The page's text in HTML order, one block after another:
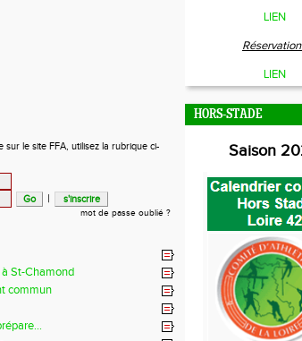
le site FFA, utilisez la rubrique ci-
|
mot de passe oublié ?
St-Chamond
commun
LIEN
LIEN
HORS-STADE
Saison